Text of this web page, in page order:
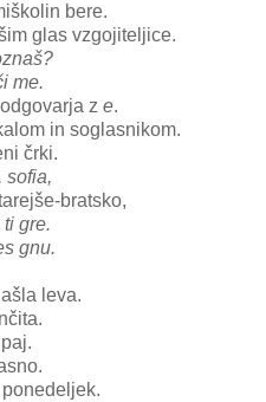
bere.
glas vzgojiteljice.
me.
z e.
in soglasnikom.
črki.
sofia,
bratsko,
gre.
gnu.
leva.